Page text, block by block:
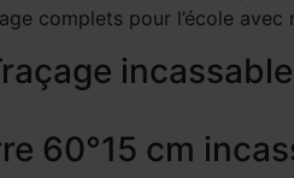
complets pour l’école
incassable
60°15 cm